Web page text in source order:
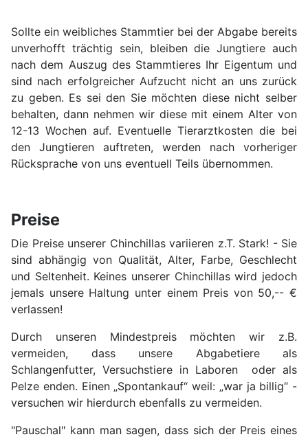
Sollte ein weibliches Stammtier bei der Abgabe bereits
unverhofft trächtig sein, bleiben die Jungtiere auch
nach dem Auszug des Stammtieres Ihr Eigentum und
sind nach erfolgreicher Aufzucht nicht an uns zurück
zu geben. Es sei den Sie möchten diese nicht selber
behalten, dann nehmen wir diese mit einem Alter von
12-13 Wochen auf. Eventuelle Tierarztkosten die bei
den Jungtieren auftreten, werden nach vorheriger
Rücksprache von uns eventuell Teils übernommen.
Preise
Die Preise unserer Chinchillas variieren z.T. Stark! - Sie
sind abhängig von Qualität, Alter, Farbe, Geschlecht
und Seltenheit. Keines unserer Chinchillas wird jedoch
jemals unsere Haltung unter einem Preis von 50,-- €
verlassen!
Durch unseren Mindestpreis möchten wir z.B.
vermeiden, dass unsere Abgabetiere als
Schlangenfutter, Versuchstiere in Laboren oder als
Pelze enden. Einen „Spontankauf“ weil: „war ja billig“ -
versuchen wir hierdurch ebenfalls zu vermeiden.
"Pauschal" kann man sagen, dass sich der Preis eines